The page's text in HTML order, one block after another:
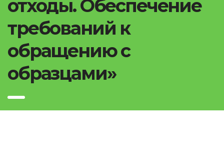
отходы. Обеспечение
требований к
обращению с
образцами»